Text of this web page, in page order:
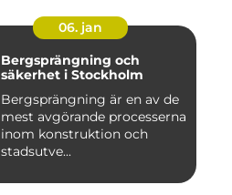
06. jan
Bergsprängning och
säkerhet i Stockholm
Bergsprängning är en av de
mest avgörande processerna
inom konstruktion och
stadsutve...